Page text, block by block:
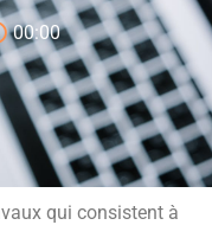
00:00
qui consistent à